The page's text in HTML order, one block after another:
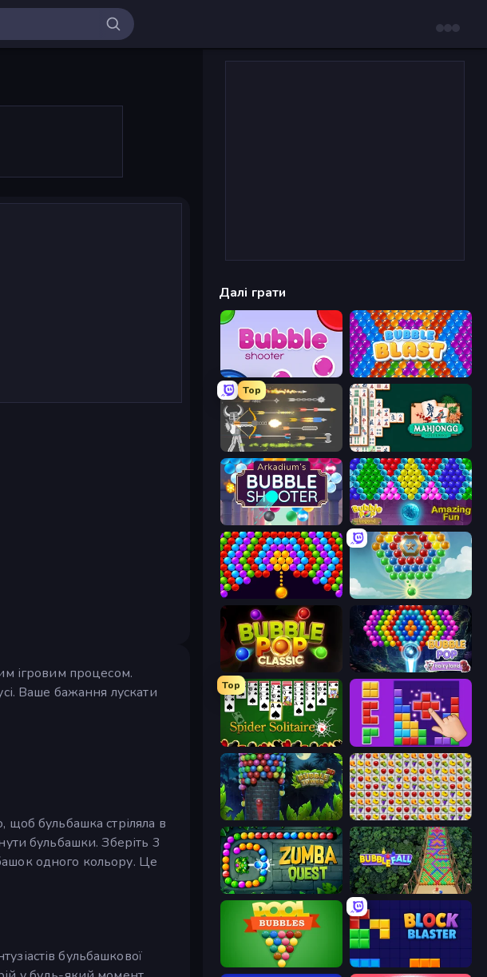
ігровим процесом.
Ваше бажання лускати
бульбашка стріляла в
бульбашки. Зберіть 3
одного кольору. Це
бульбашкової
Далі грати
Bubble Shooter Bubble Blast
Top
Ragdoll Archers Mahjongg Solitaire
Bubble Pop Legend
Bubble Story
Bubble Pop Classic Bubble Pop Fairyland
Top
Spider Solitaire BlockBuster Puzzle
Bubble Tower 3D Same Game Fruit Collapse
Zumba Quest Bubble Fall
Pool Bubbles Block Blaster